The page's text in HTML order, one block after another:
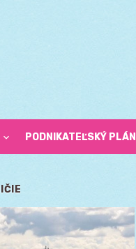
PODNIKATEĽSKÝ PLÁN